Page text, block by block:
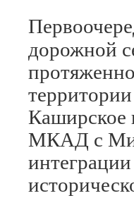
дорожной
Каширское
МКАД с